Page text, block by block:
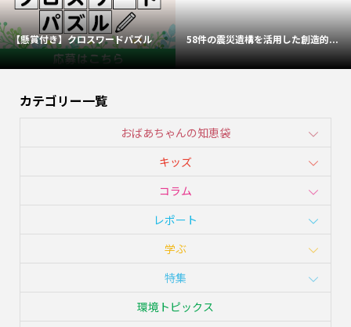
【懸賞付き】クロスワードパズル 58件の震災遺構を活用した創造的...
カテゴリー一覧
おばあちゃんの知恵袋
キッズ
コラム
レポート
学ぶ
特集
環境トピックス